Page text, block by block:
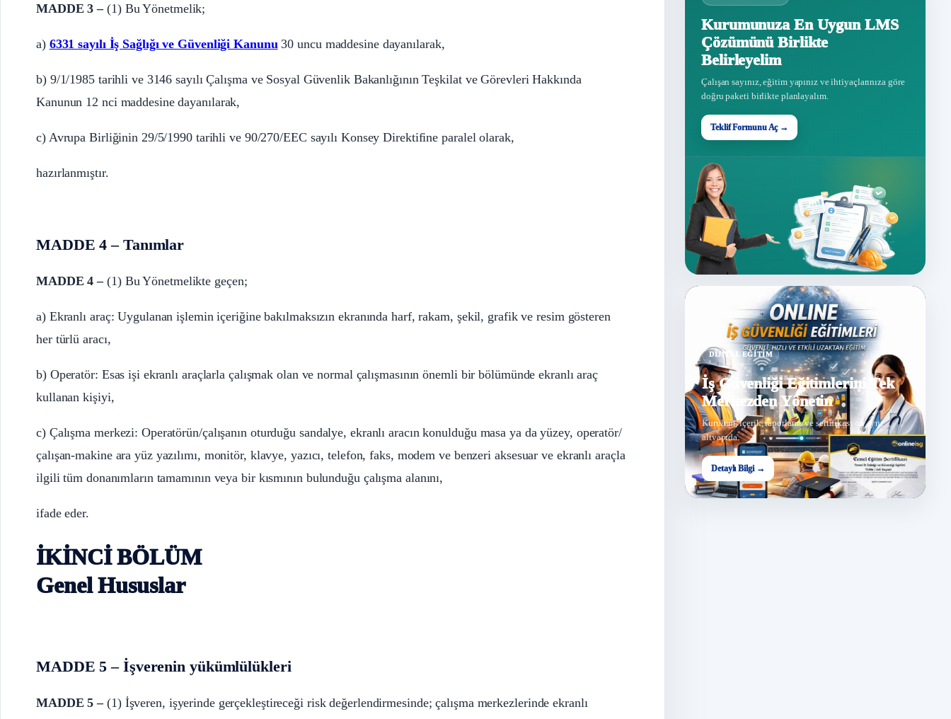
MADDE 3 –(1) Bu Yönetmelik;
a) 6331 sayılı İş Sağlığı ve Güvenliği Kanunu 30 uncu maddesine dayanılarak,
b) 9/1/1985 tarihli ve 3146 sayılı Çalışma ve Sosyal Güvenlik Bakanlığının Teşkilat ve Görevleri Hakkında
Kanunun 12 nci maddesine dayanılarak,
c) Avrupa Birliğinin 29/5/1990 tarihli ve 90/270/EEC sayılı Konsey Direktifine paralel olarak,
hazırlanmıştır.
MADDE 4 – Tanımlar
MADDE 4 –(1) Bu Yönetmelikte geçen;
a) Ekranlı araç: Uygulanan işlemin içeriğine bakılmaksızın ekranında harf, rakam, şekil, grafik ve resim gösteren
her türlü aracı,
b) Operatör: Esas işi ekranlı araçlarla çalışmak olan ve normal çalışmasının önemli bir bölümünde ekranlı araç
kullanan kişiyi,
c) Çalışma merkezi: Operatörün/çalışanın oturduğu sandalye, ekranlı aracın konulduğu masa ya da yüzey, operatör/
çalışan-makine ara yüz yazılımı, monitör, klavye, yazıcı, telefon, faks, modem ve benzeri aksesuar ve ekranlı araçla
ilgili tüm donanımların tamamının veya bir kısmının bulunduğu çalışma alanını,
ifade eder.
İKİNCİ BÖLÜM
Genel Hususlar
MADDE 5 – İşverenin yükümlülükleri
MADDE 5 – (1) İşveren, işyerinde gerçekleştireceği risk değerlendirmesinde; çalışma merkezlerinde ekranlı
Kurumunuza En Uygun LMS
Çözümünü Birlikte
Belirleyelim
Çalışan sayınız, eğitim yapınız ve ihtiyaçlarınıza göre
doğru paketi birlikte planlayalım.
Teklif Formunu Aç →
DIJITAL EĞITIM
İş Güvenliği Eğitimlerini Tek
Merkezden Yönetin
Kurulum, içerik, raporlama ve sertifikasyon aynı
altyapıda.
Detaylı Bilgi →